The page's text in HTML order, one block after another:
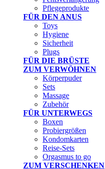
Pflegeprodukte
FÜR DEN ANUS
Toys
Hygiene
Sicherheit
Plugs
FÜR DIE BRÜSTE
ZUM VERWÖHNEN
Körperpuder
Sets
Massage
Zubehör
FÜR UNTERWEGS
Boxen
Probiergrößen
Kondomkarten
Reise-Sets
Orgasmus to go
ZUM VERSCHENKEN